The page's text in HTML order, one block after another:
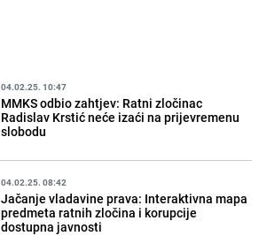
04.02.25. 10:47
MMKS odbio zahtjev: Ratni zločinac
Radislav Krstić neće izaći na prijevremenu
slobodu
04.02.25. 08:42
Jačanje vladavine prava: Interaktivna mapa
predmeta ratnih zločina i korupcije
dostupna javnosti